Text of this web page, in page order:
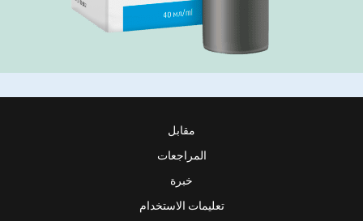
مقابل
المراجعات
خبرة
تعليمات الاستخدام